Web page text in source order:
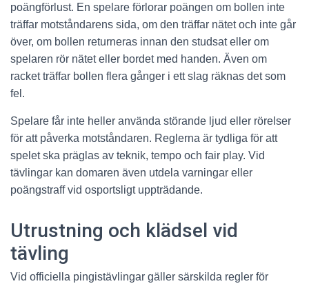
poängförlust. En spelare förlorar poängen om bollen inte
träffar motståndarens sida, om den träffar nätet och inte går
över, om bollen returneras innan den studsat eller om
spelaren rör nätet eller bordet med handen. Även om
racket träffar bollen flera gånger i ett slag räknas det som
fel.
Spelare får inte heller använda störande ljud eller rörelser
för att påverka motståndaren. Reglerna är tydliga för att
spelet ska präglas av teknik, tempo och fair play. Vid
tävlingar kan domaren även utdela varningar eller
poängstraff vid osportsligt uppträdande.
Utrustning och klädsel vid
tävling
Vid officiella pingistävlingar gäller särskilda regler för